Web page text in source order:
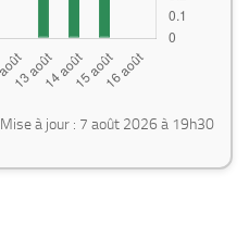
Mise à jour : 7 août 2026 à 19h30